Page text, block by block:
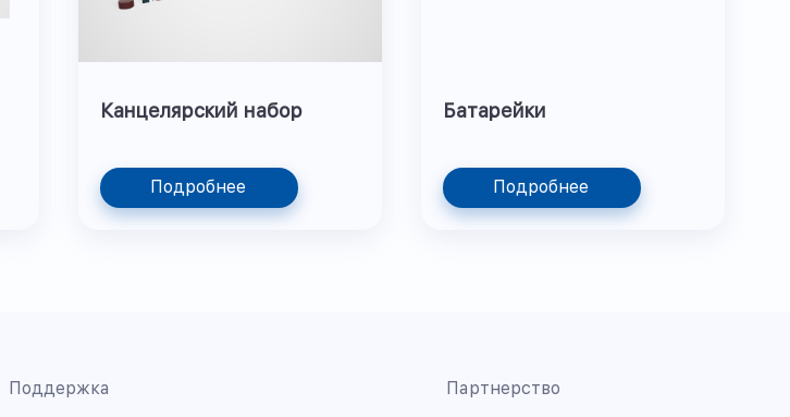
Канцелярский набор
Подробнее
Батарейки
Подробнее
Поддержка Партнерство